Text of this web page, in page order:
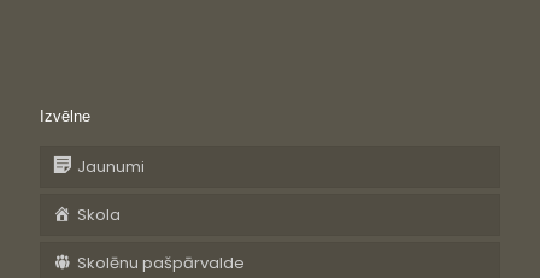
Izvēlne
Jaunumi
Skola
Skolēnu pašpārvalde